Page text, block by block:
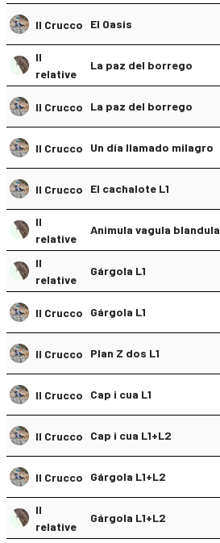
Il Crucco El Oasis
Il
relative
La paz del borrego
Il Crucco La paz del borrego
Il Crucco Un día llamado milagro
Il Crucco El cachalote L1
Il
relative
Animula vagula blandula
Il
relative
Gárgola L1
Il Crucco Gárgola L1
Il Crucco Plan Z dos L1
Il Crucco Cap i cua L1
Il Crucco Cap i cua L1+L2
Il Crucco Gárgola L1+L2
Il
relative
Gárgola L1+L2